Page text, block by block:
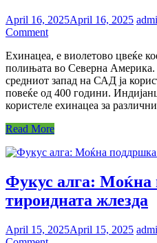
April 16, 2025April 16, 2025
Commenton
го
имунитетот
природно
–
откријте
моќта
Ехинацеа
Ехинацеа, е виолетово цвеќе
полињата во Северна
средниот запад на САД ја
повеќе од 400 години.
користеле ехинацеа за
Read More
Фукус алга: Моќна
тироидната жлезда
April 15, 2025April 15, 2025